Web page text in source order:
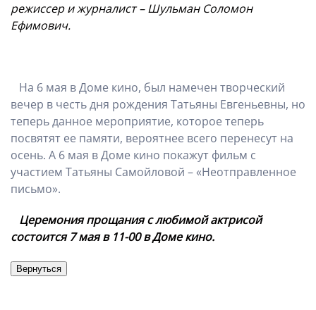
режиссер и журналист – Шульман Соломон
Ефимович.
На 6 мая в Доме кино, был намечен творческий
вечер в честь дня рождения Татьяны Евгеньевны, но
теперь данное мероприятие, которое теперь
посвятят ее памяти, вероятнее всего перенесут на
осень. А 6 мая в Доме кино покажут фильм с
участием Татьяны Самойловой – «Неотправленное
письмо».
Церемония прощания с любимой актрисой
состоится 7 мая в 11-00 в Доме кино.